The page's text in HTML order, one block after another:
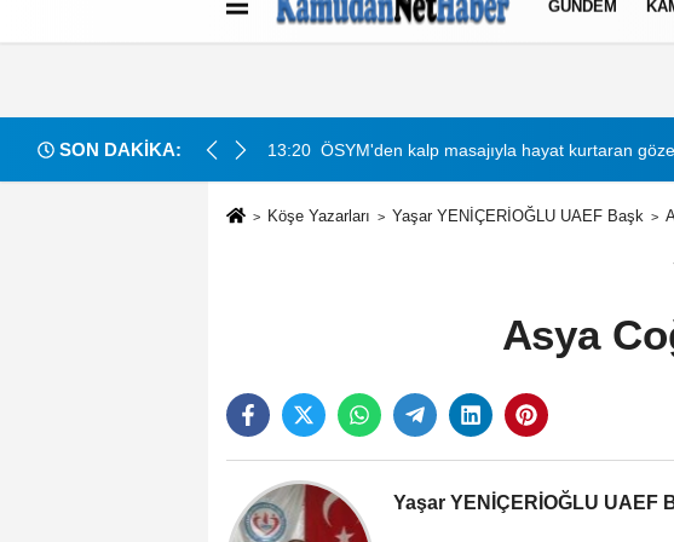
Künye İletişim Çerez Politikası
GÜNDEM
SON DAKİKA: 13:20 ÖSYM'den kalp masajıyla hayat kurtaran
Köşe Yazarları Yaşar YENİÇERİOĞLU UAEF Başk
Asya
Yaşar YENİÇERİOĞLU UAEF